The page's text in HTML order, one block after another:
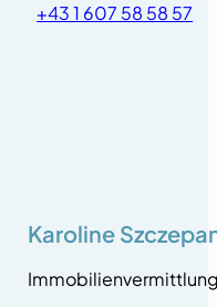
+43 1 607 58 58 57
Karoline